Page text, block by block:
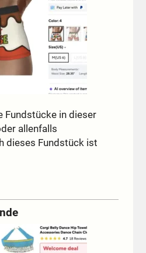
Fundstücke in dieser
allenfalls
dieses Fundstück ist